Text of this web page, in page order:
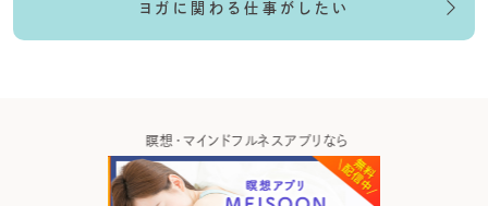
ヨガに関わる仕事がしたい
瞑想・マインドフルネスアプリなら